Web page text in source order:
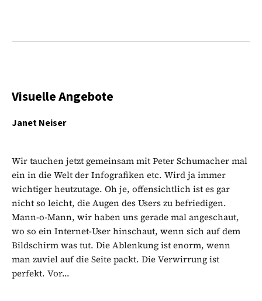
Visuelle Angebote
Janet Neiser
Wir tauchen jetzt gemeinsam mit Peter Schumacher mal
ein in die Welt der Infografiken etc. Wird ja immer
wichtiger heutzutage. Oh je, offensichtlich ist es gar
nicht so leicht, die Augen des Users zu befriedigen.
Mann-o-Mann, wir haben uns gerade mal angeschaut,
wo so ein Internet-User hinschaut, wenn sich auf dem
Bildschirm was tut. Die Ablenkung ist enorm, wenn
man zuviel auf die Seite packt. Die Verwirrung ist
perfekt. Vor...